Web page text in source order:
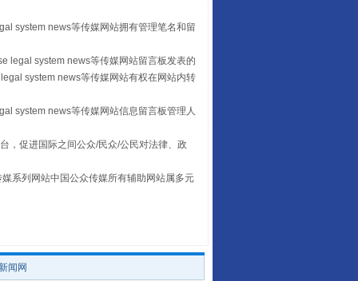
system news等传媒网站拥有管理笔名和留
legal system news等传媒网站留言板发表的
system news等传媒网站有权在网站内转
system news等传媒网站信息留言板管理人
，促进国际之间公众/民众/公民对法律、政
系列网站中国公众传媒所有辅助网站属多元
闻网